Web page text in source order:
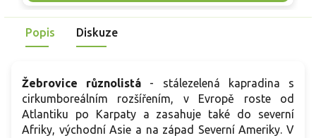
skvělou volbu pro každého pěstitele.
Popis Diskuze
Žebrovice různolistá - stálezelená kapradina s
cirkumboreálním rozšířením, v Evropě roste od
Atlantiku po Karpaty a zasahuje také do severní
Afriky, východní Asie a na západ Severní Ameriky. V